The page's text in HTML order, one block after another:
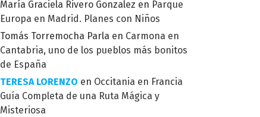
María Graciela Rivero Gonzalez en Parque
Europa en Madrid. Planes con Niños
Tomás Torremocha Parla en Carmona en
Cantabria, uno de los pueblos más bonitos
de España
TERESA LORENZO en Occitania en Francia
Guía Completa de una Ruta Mágica y
Misteriosa